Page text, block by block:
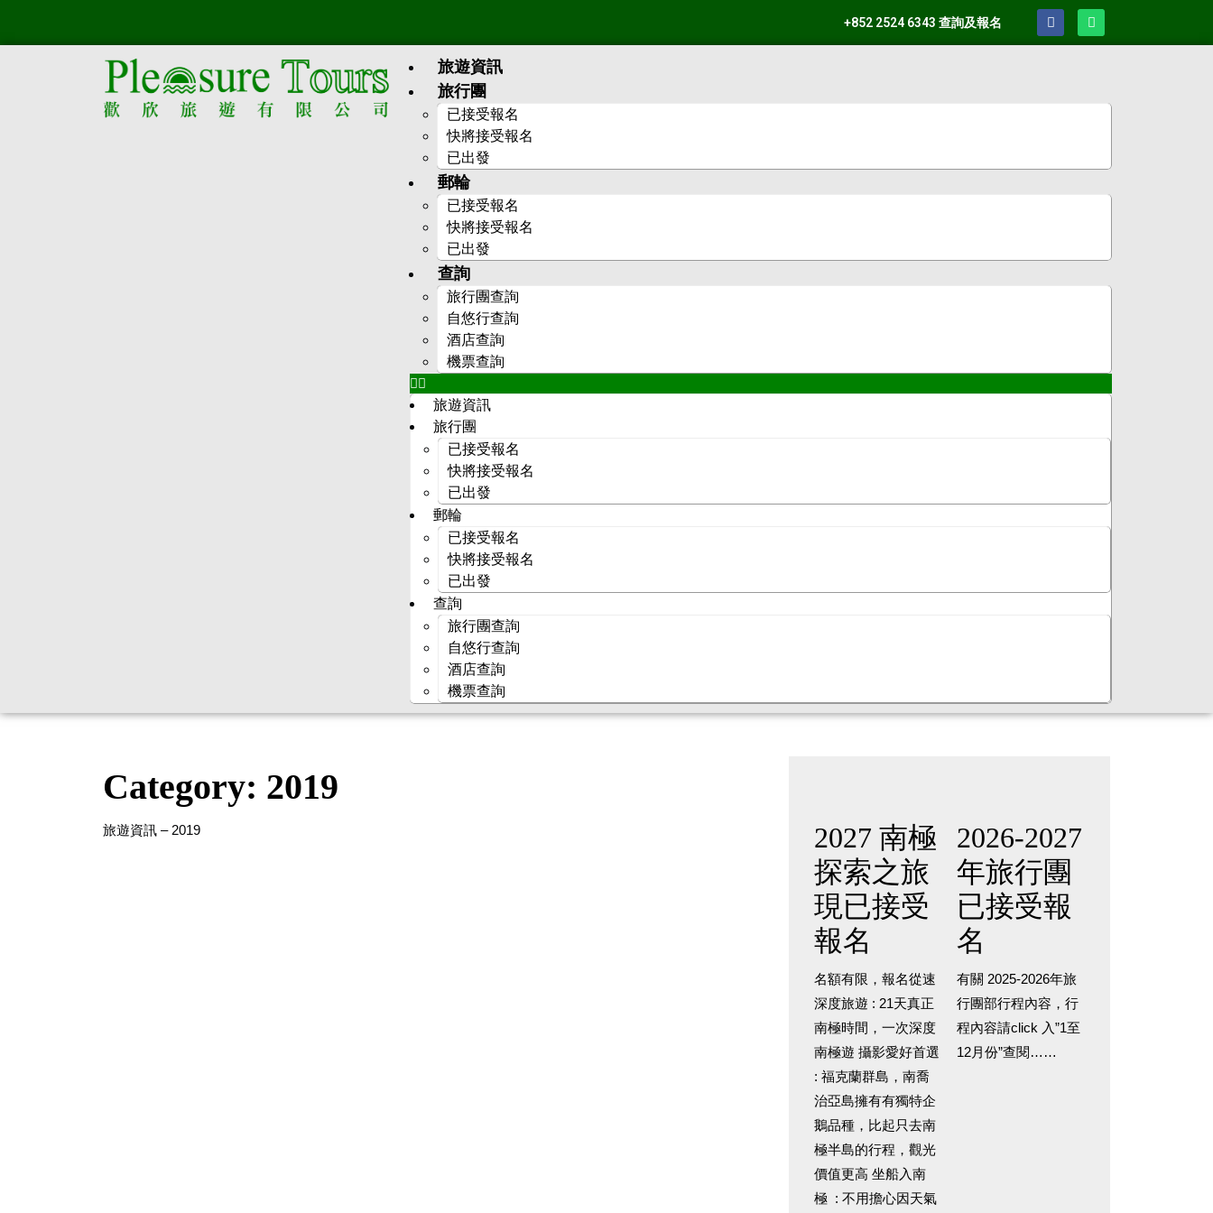
+852 2524 6343 查詢及報名
旅遊資訊
旅行團
已接受報名
快將接受報名
已出發
郵輪
已接受報名
快將接受報名
已出發
查詢
旅行團查詢
自悠行查詢
酒店查詢
機票查詢
旅遊資訊
旅行團
已接受報名
快將接受報名
已出發
郵輪
已接受報名
快將接受報名
已出發
查詢
旅行團查詢
自悠行查詢
酒店查詢
機票查詢
Category: 2019
旅遊資訊 – 2019
2027 南極
探索之旅
現已接受
報名
名額有限，報名從速
深度旅遊 : 21天真正
南極時間，一次深度
南極遊 攝影愛好首選
: 福克蘭群島，南喬
治亞島擁有有獨特企
鵝品種，比起只去南
極半島的行程，觀光
價值更高 坐船入南
極 : 不用擔心因天氣
2026-2027
年旅行團
已接受報
名
有關 2025-2026年旅
行團部行程內容，行
程內容請click 入”1至
12月份”查閱……